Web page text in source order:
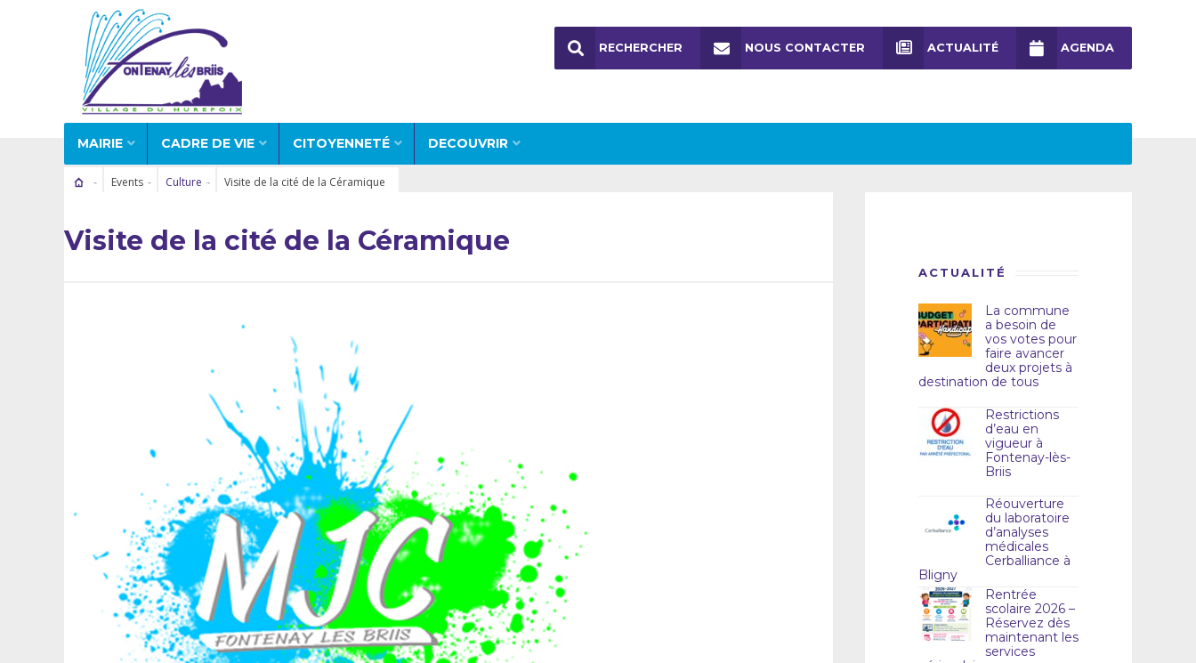
MAIRIE CADRE DE VIE CITOYENNETÉ DECOUVRIR
RECHERCHER NOUS CONTACTER ACTUALITÉ AGENDA
Events Culture Visite de la cité de la Céramique
Visite de la cité de la Céramique
ACTUALITÉ
La commune
a besoin de
vos votes pour
faire avancer
deux projets à
destination de tous
Restrictions
d’eau en
vigueur à
Fontenay-lès-
Briis
Réouverture
du laboratoire
d’analyses
médicales
Cerballiance à
Bligny
Rentrée
scolaire 2026 –
Réservez dès
maintenant les
services